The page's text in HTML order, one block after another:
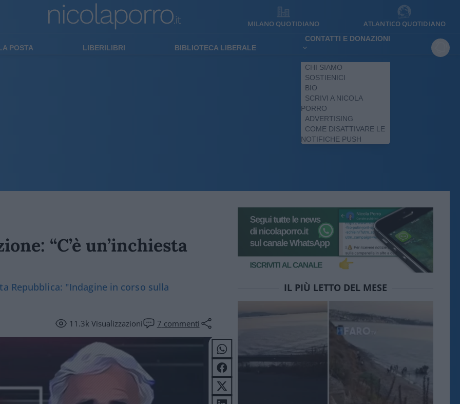
MILANO QUOTIDIANO ATLANTICO QUOTIDIANO
POSTA LIBERILIBRI BIBLIOTECA LIBERALE
CONTATTI E DONAZIONI
CHI SIAMO
SOSTIENICI
BIO
SCRIVI A NICOLA
PORRO
ADVERTISING
COME DISATTIVARE LE
NOTIFICHE PUSH
“C’è un’inchiesta
Repubblica: "Indagine in corso sulla
11.3kVisualizzazioni 7 commenti
IL PIÙ LETTO DEL MESE